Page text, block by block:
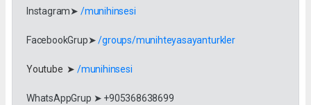
Instagram➤ /munihinsesi
FacebookGrup➤/groups/munihteyasayanturkler
Youtube ➤ /munihinsesi
WhatsAppGrup ➤ +905368638699